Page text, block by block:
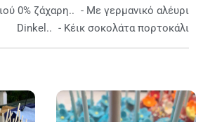
0% ζάχαρη.. - Με γερμανικό αλέυρι
Dinkel.. - Κέικ σοκολάτα πορτοκάλι